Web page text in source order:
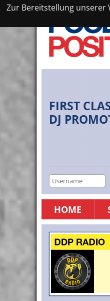
Zur Bereitstellung unserer
FIRST
DJ
HOME